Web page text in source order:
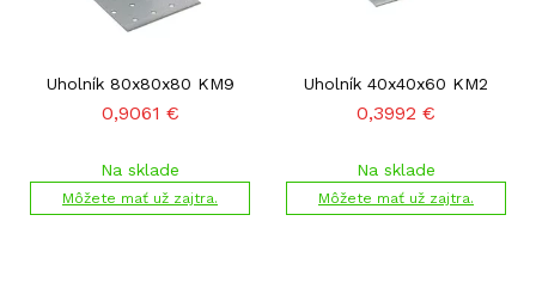
Uholník 80x80x80 KM9
0,9061 €
Na sklade
Môžete mať už zajtra.
Uholník 40x40x60 KM2
0,3992 €
Na sklade
Môžete mať už zajtra.